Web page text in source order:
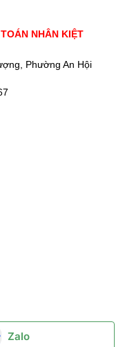
NHÂN KIỆT
Phường An Hội
Zalo